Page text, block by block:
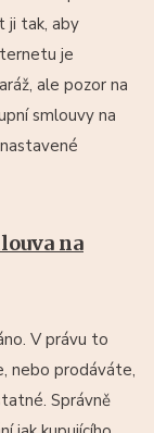
ji tak, aby
je
ale pozor na
smlouvy na
na
V právu to
nebo prodáváte,
Správně